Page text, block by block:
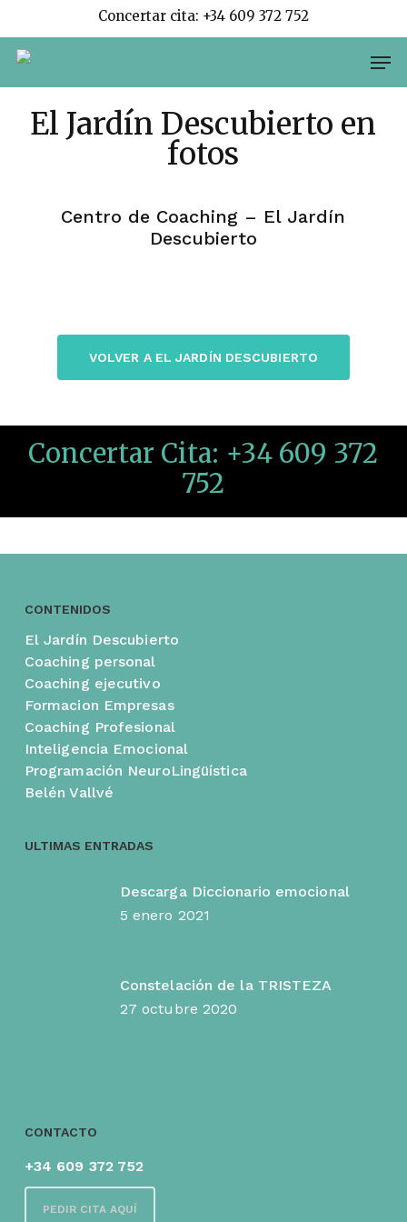
main
Concertar cita: +34 609 372 752
El Jardín Descubierto en
fotos
Centro de Coaching – El Jardín
Descubierto
VOLVER A EL JARDÍN DESCUBIERTO
Concertar Cita: +34 609 372
752
CONTENIDOS
El Jardín Descubierto
Coaching personal
Coaching ejecutivo
Formacion Empresas
Coaching Profesional
Inteligencia Emocional
Programación NeuroLingüística
Belén Vallvé
ULTIMAS ENTRADAS
Descarga Diccionario emocional
5 enero 2021
Constelación de la TRISTEZA
27 octubre 2020
CONTACTO
+34 609 372 752
PEDIR CITA AQUÍ